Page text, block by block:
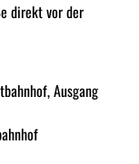
direkt vor der
Ausgang